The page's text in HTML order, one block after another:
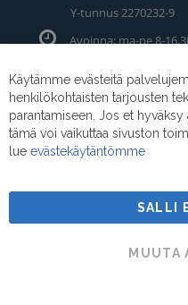
Y-tunnus 2270232-9
Avoinna: ma-pe 8-
Puhelin/Whatsapp:
Sähköposti:
Käytämme evästeitä
henkilökohtaisten tarjousten
parantamiseen. Jos et hyväksy
tämä voi vaikuttaa sivuston
lue evästekäytäntömme
SALLI
MUUTA